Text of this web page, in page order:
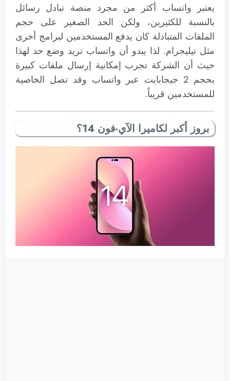
يعتبر واتساب أكثر من مجرد منصة تبادل رسائل
بالنسبة للكثيرين، ولكن الحد الصغير على حجم
الملفات المتبادلة كان يدفع المستخدمين لبرامج أخرى
مثل تيليجرام. لذا يبدو أن واتساب تريد وضع حد لهذا
حيث أن الشركة تجرب إمكانية إرسال ملفات كبيرة
بحجم 2 جيجابايت عبر واتساب وقد تصل الخاصية
للمستخدمين قريباً.
بروز أكبر لكاميرا الآي-فون 14؟